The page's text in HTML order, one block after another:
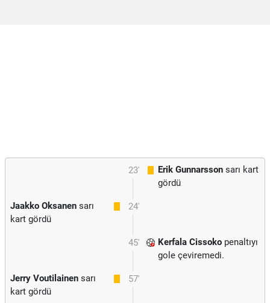
23' Erik Gunnarsson sarı kart
gördü
24'
Jaakko Oksanen sarı
kart gördü
45' Kerfala Cissoko penaltıyı
gole çeviremedi.
57'
Jerry Voutilainen sarı
kart gördü